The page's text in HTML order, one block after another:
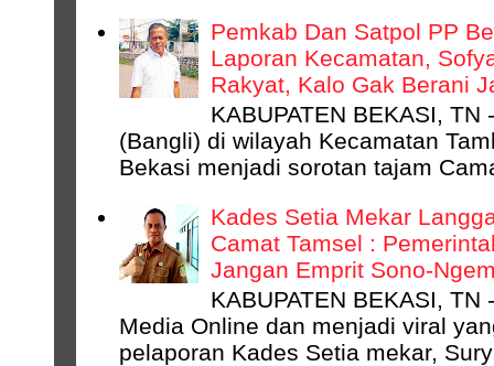
Pemkab Dan Satpol PP
Laporan Kecamatan,
Rakyat, Kalo Gak Berani
KABUPATEN BEKASI,
(Bangli) di wilayah Kecamatan
Bekasi menjadi sorotan tajam
Kades Setia Mekar
Camat Tamsel :
Jangan Emprit Sono-
KABUPATEN BEKASI,
Media Online dan menjadi viral
pelaporan Kades Setia mekar,